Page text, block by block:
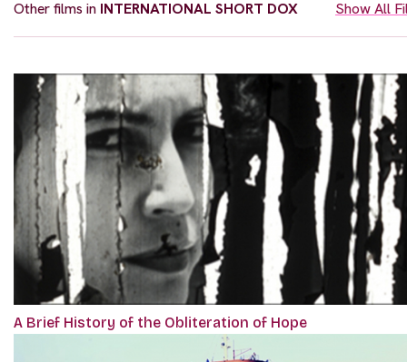
Other films in INTERNATIONAL SHORT DOX Show All
A Brief History of the Obliteration of Hope